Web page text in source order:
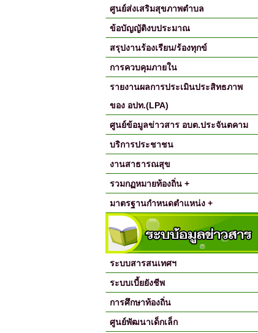
ศูนย์ส่งเสริมสุขภาพตำบล
ข้อบัญญัติงบประมาณ
สรุปงานร้องเรียน/ร้องทุกข์
การควบคุมภายใน
รายงานผลการประเมินประสิทธภาพ
ของ อปท.(LPA)
ศูนย์ข้อมูลข่าวสาร อบต.ประจันตคาม
บริการประชาชน
งานสาธารณสุข
รวมกฏหมายท้องถิ่น +
มาตรฐานกำหนดตำแหน่ง +
ระบบสารสนเทศฯ
ระบบเบี้ยยังชีพ
การศึกษาท้องถิ่น
ศูนย์พัฒนาเด็กเล็ก